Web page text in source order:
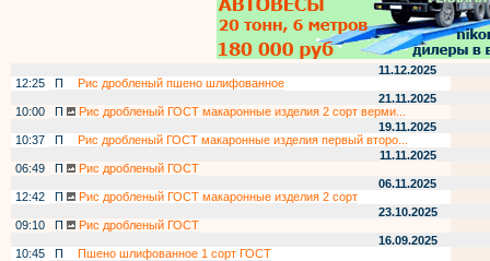
11.12.2025
12:25
П
Рис дробленый пшено шлифованное
21.11.2025
10:00
П
Рис дробленый ГОСТ макаронные изделия 2 сорт верми...
19.11.2025
10:37
П
Рис дробленый ГОСТ макаронные изделия первый второ...
11.11.2025
06:49
П
Рис дробленый ГОСТ
06.11.2025
12:42
П
Рис дробленый ГОСТ макаронные изделия 2 сорт
23.10.2025
09:10
П
Рис дробленый ГОСТ
16.09.2025
10:45
П
Пшено шлифованное 1 сорт ГОСТ